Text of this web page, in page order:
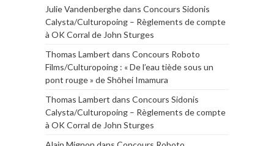
Julie Vandenberghedans Concours Sidonis
Calysta/Culturopoing – Règlements de compte
à OK Corral de John Sturges
Thomas Lambert dans Concours Roboto
Films/Culturopoing : « De l’eau tiède sous un
pont rouge » de Shōhei Imamura
Thomas Lambert dans Concours Sidonis
Calysta/Culturopoing – Règlements de compte
à OK Corral de John Sturges